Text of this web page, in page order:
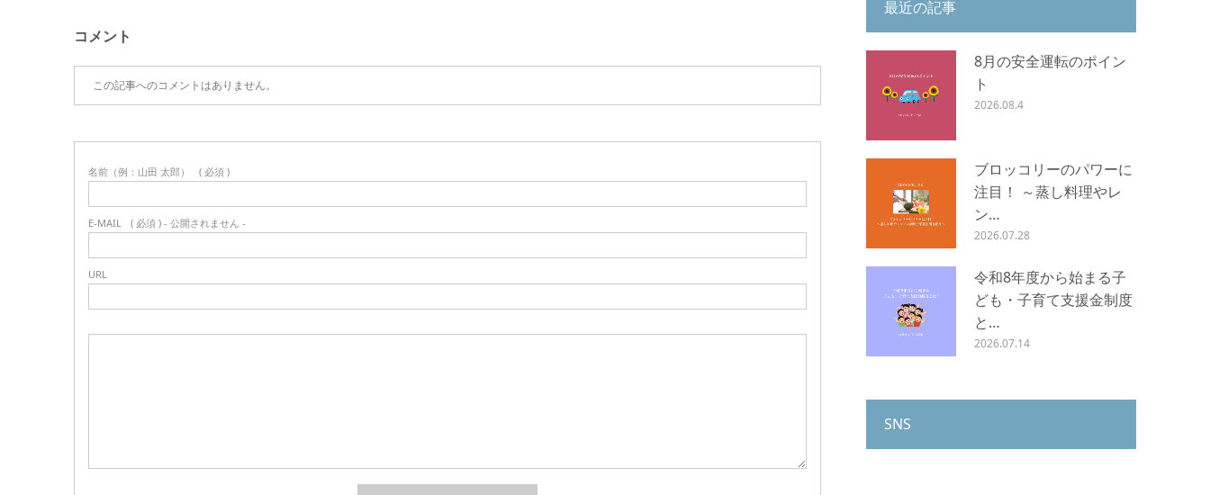
コメント
この記事へのコメントはありません。
名前（例：山田 太郎） ( 必須 )
E-MAIL ( 必須 ) - 公開されません -
URL
最近の記事
8月の安全運転のポイン
ト
2026.08.4
ブロッコリーのパワーに
注目！ ～蒸し料理やレ
ン…
2026.07.28
令和8年度から始まる子
ども・子育て支援金制度
と…
2026.07.14
SNS